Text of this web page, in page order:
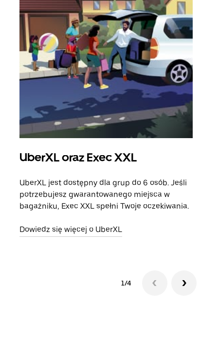
UberXL oraz Exec XXL
UberXL jest dostępny dla grup do 6 osób. Jeśli
potrzebujesz gwarantowanego miejsca w
bagażniku, Exec XXL spełni Twoje oczekiwania.
Dowiedz się więcej o UberXL
1/4